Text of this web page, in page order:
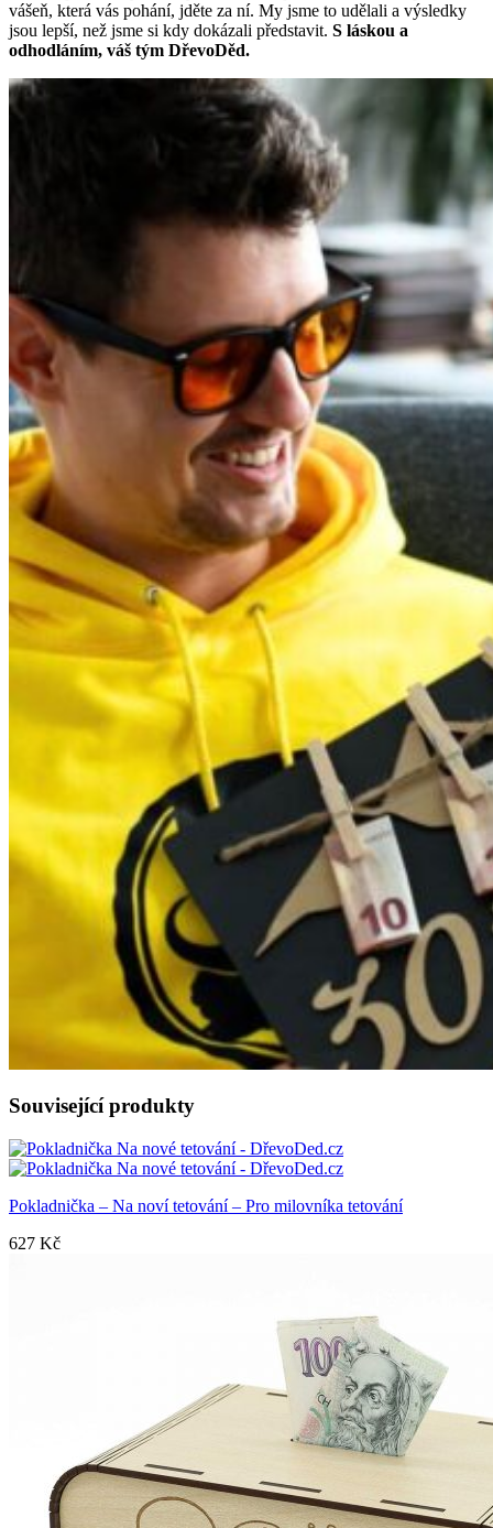
vášeň, která vás pohání, jděte za ní. My jsme to udělali a výsledky
jsou lepší, než jsme si kdy dokázali představit. S láskou a
odhodláním, váš tým DřevoDěd.
Související produkty
Pokladnička – Na noví tetování – Pro milovníka tetování
627 Kč